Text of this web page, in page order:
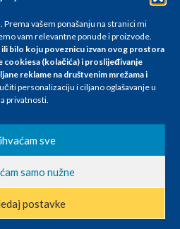
Prema vašem ponašanju na stranici mi
vam relevantne ponude i proizvode.
bilo koju poveznicu izvan ovog prostora
(kolačića) i proslijeđivanje
reklame na društvenim mrežama i
personalizaciju i ciljano oglašavanje u
privatnosti.
sve
samo nužne
postavke
ponudi obratite nam se na
informativnog karaktera i podložne su
u Eurima i uključuju PDV. Sve
poslovnicama. Trudimo se dati što bolji
ne možemo garantirati da su svi
prilikom štampanja te promjene